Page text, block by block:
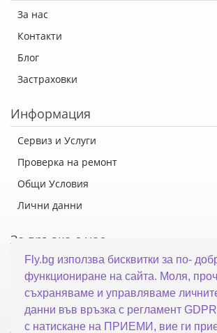
Fly.bg използва бисквитки за по-
функциониране на сайта. Моля,
съхраняваме и управляваме
данни във връзка с регламент
с натискане на ПРИЕМИ, вие ги
За нас
Контакти
Блог
Застраховки
Информация
Сервиз и Услуги
Проверка на ремонт
Общи Условия
Лични данни
За връзка с нас
Флай Систем ООД
гр. Варна, ул. Каймакчалан 10А
тел: 052 321 321